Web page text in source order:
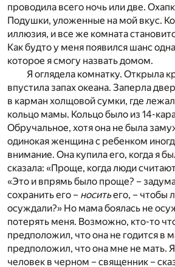
проводила всего ночь или две.
Подушки, уложенные на мой вкус.
иллюзия, и все же комната
Как будто у меня появился шанс
которое я смогу назвать домом.
Я оглядела комнатку. Открыла
впустила запах океана. Заперла
в карман холщовой сумки, где
кольцо мамы. Кольцо было из 14-
Обручальное, хотя она не была
одинокая женщина с ребенком
внимание. Она купила его, когда я
сказала: «Проще, когда люди
«Это и впрямь было проще? –
сохранить его – носитьего, – чтобы
осуждали?» Но мама боялась не
потерять меня. Возможно, кто-то
предположил, что она не годится в
предположил, что она мне не мать.
человек в черном – священник –